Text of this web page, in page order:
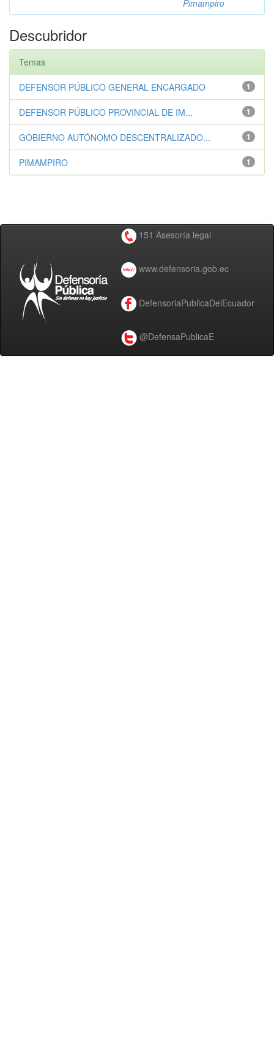
Pimampiro
Descubridor
Temas
1
DEFENSOR PÚBLICO GENERAL ENCARGADO
1
DEFENSOR PÚBLICO PROVINCIAL DE IM...
1
GOBIERNO AUTÓNOMO DESCENTRALIZADO...
1
PIMAMPIRO
151 Asesoría legal
www.defensoria.gob.ec
DefensoriaPublicaDelEcuador
@DefensaPublicaE